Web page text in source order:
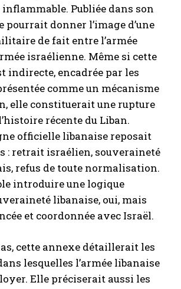
Publiée dans son
donner l’image d’une
de fait entre l’armée
israélienne. Même si cette
indirecte, encadrée par les
comme un mécanisme
elle constituerait une rupture
récente du Liban.
officielle libanaise reposait
: retrait israélien, souveraineté
refus de toute normalisation.
introduire une logique
libanaise, oui, mais
et coordonnée avec Israël.
cette annexe détaillerait les
lesquelles l’armée libanaise
Elle préciserait aussi les